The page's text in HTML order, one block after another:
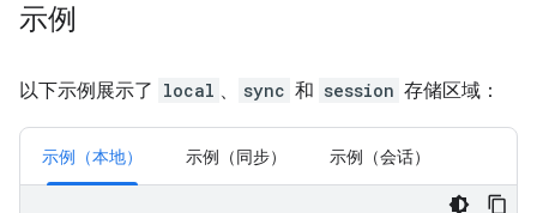
示例
以下示例展示了 local 、 sync 和 session 存储区域：
示例（本地） 示例（同步） 示例（会话）